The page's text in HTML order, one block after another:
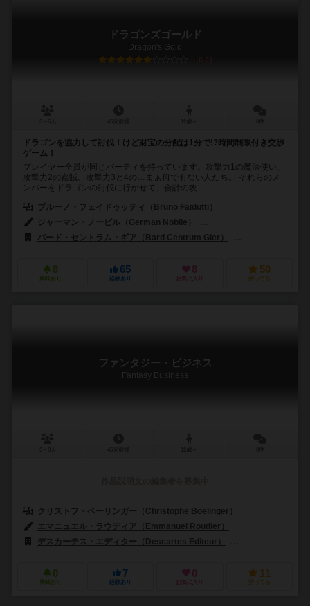
ドラゴンズゴールド
Dragon's Gold
6.0
ドラゴンを協力して討伐！けど財宝の分配は1分で!?時間制限付き交渉
ゲーム！
プレイヤー全員が同じパーティを持っています。攻撃力1の魔法使い、
攻撃力2の盗賊、攻撃力3と4の…まぁ何でもない人たち。 それらのメ
ンバーをドラゴンの討伐に行かせて、合計の攻...
ブルーノ・フェイドゥッティ（Bruno Faidutti）
ジャーマン・ノービル（German Nobile）
バード・セントラム・ギア（Bard Centrum Gier）
8
興味あり
65
経験あり
8
お気に入り
50
持ってる
ファンタジー・ビジネス
Fantasy Business
クリストフ・ベーリンガー（Christophe Boelinger）
エマニュエル・ラウディア（Emmanuel Roudier）
デスカーテス・エディター（Descartes Editeur）
0
興味あり
7
経験あり
0
お気に入り
11
持ってる